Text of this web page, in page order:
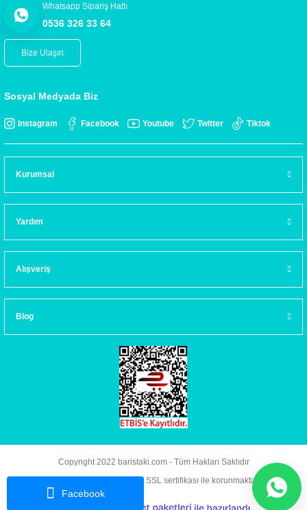
Facebook
Whatsapp Sipariş Hattı
0536 326 33 64
Bize Ulaşın
Sosyal Medyada Biz
Instagram Facebook Youtube Twitter Tiktok
Kurumsal
Yardım
Alışveriş
Blog
Copyright 2022 baristaki.com - Tüm Hakları Saklıdır
Kredi kartı bilgileriniz 256bit SSL sertifikası ile korunmaktadır.
e- ile